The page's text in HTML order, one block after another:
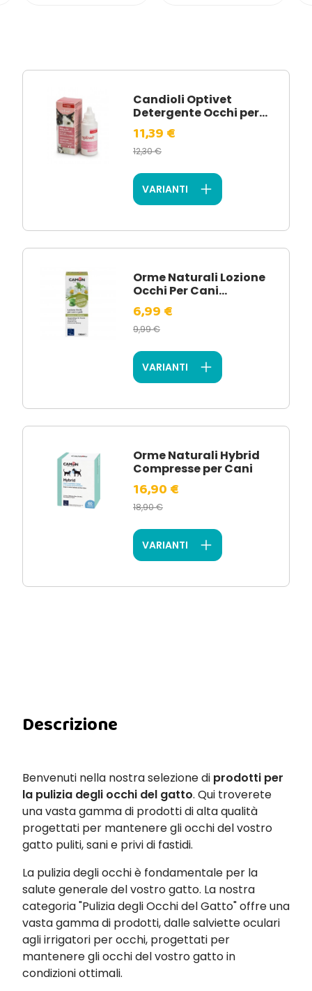
Candioli Optivet
Detergente Occhi per...
11,39 €
12,30 €
VARIANTI
Orme Naturali Lozione
Occhi Per Cani...
6,99 €
9,99 €
VARIANTI
Orme Naturali Hybrid
Compresse per Cani
16,90 €
18,90 €
VARIANTI
Descrizione
Benvenuti nella nostra selezione di prodotti per
la pulizia degli occhi del gatto. Qui troverete
una vasta gamma di prodotti di alta qualità
progettati per mantenere gli occhi del vostro
gatto puliti, sani e privi di fastidi.
La pulizia degli occhi è fondamentale per la
salute generale del vostro gatto. La nostra
categoria "Pulizia degli Occhi del Gatto" offre una
vasta gamma di prodotti, dalle salviette oculari
agli irrigatori per occhi, progettati per
mantenere gli occhi del vostro gatto in
condizioni ottimali.